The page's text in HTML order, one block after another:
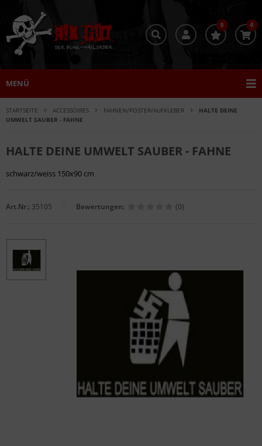
0 0
MENÜ
STARTSEITE ACCESSOIRES FAHNEN/POSTER/AUFKLEBER
HALTE DEINE
UMWELT SAUBER - FAHNE
HALTE DEINE UMWELT SAUBER - FAHNE
schwarz/weiss 150x90 cm
Art.Nr.: 35105 Bewertungen: (0)